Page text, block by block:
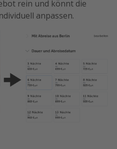
rein und könnt die
anpassen.